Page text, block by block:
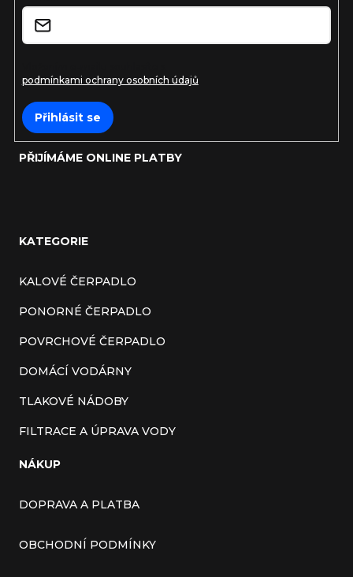
podmínkami ochrany osobních údajů
Přihlásit se
PŘIJÍMÁME ONLINE PLATBY
KATEGORIE
KALOVÉ ČERPADLO
PONORNÉ ČERPADLO
POVRCHOVÉ ČERPADLO
DOMÁCÍ VODÁRNY
TLAKOVÉ NÁDOBY
FILTRACE A ÚPRAVA VODY
NÁKUP
DOPRAVA A PLATBA
OBCHODNÍ PODMÍNKY